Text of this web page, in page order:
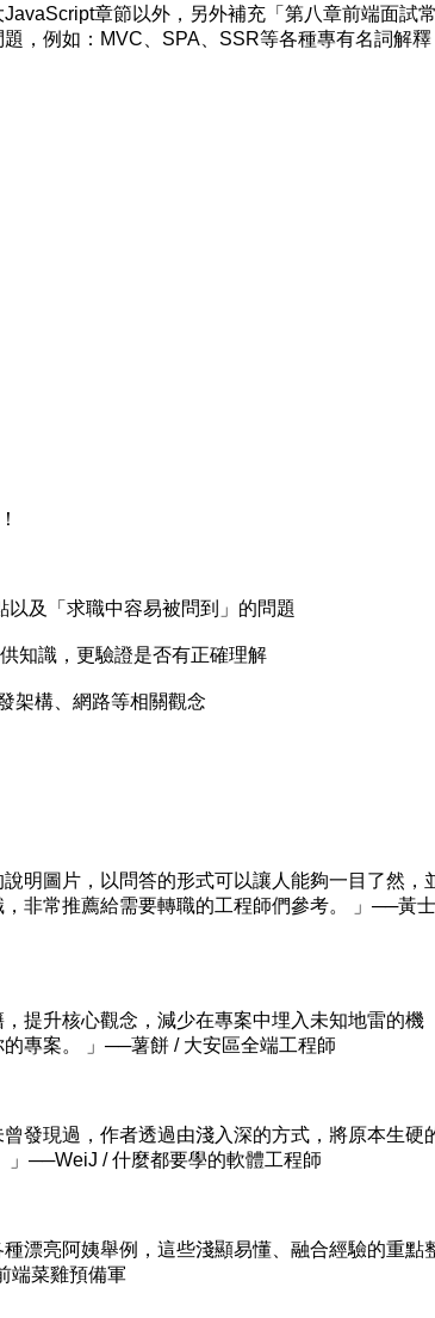
章節以外，另外補充「第八章前端面試
，例如：MVC、SPA、SSR等各種專有名詞解釋
及「求職中容易被問到」的問題
識，更驗證是否有正確理解
構、網路等相關觀念
圖片，以問答的形式可以讓人能夠一目了然，
非常推薦給需要轉職的工程師們參考。 」──黃
升核心觀念，減少在專案中埋入未知地雷的機
專案。 」──薯餅 / 大安區全端工程師
現過，作者透過由淺入深的方式，將原本生硬
」──WeiJ / 什麼都要學的軟體工程師
亮阿姨舉例，這些淺顯易懂、融合經驗的重點
端菜雞預備軍